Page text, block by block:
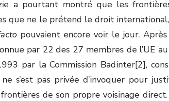
a pourtant montré que les
que ne le prétend le droit
pouvaient encore voir le jour. Après
par 22 des 27 membres de l’UE
par la Commission Badinter[2],
s’est pas privée d’invoquer pour
de son propre voisinage